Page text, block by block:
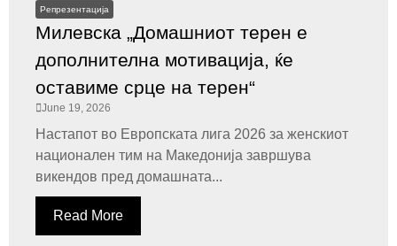
Репрезентација
Милевска „Домашниот терен е
дополнителна мотивација, ќе
оставиме срце на терен“
June 19, 2026
Настапот во Европската лига 2026 за женскиот
национален тим на Македонија завршува
викендов пред домашната...
Read More